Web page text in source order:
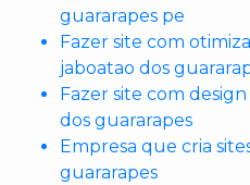
guararapes pe
Fazer site com
jaboatao dos
Fazer site com
dos guararapes
Empresa que cria
guararapes